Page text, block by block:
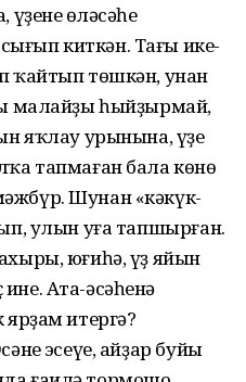
өләсәһе
киткән. Тағы ике-
ҡайтып төшкән, унан
малайҙы һыйҙырмай,
яҡлау урынына, үҙе
тапмаған бала көнө
Шунан «кәкүк-
улын уға тапшырған.
юғиһә, үҙ яйын
Ата-әсәһенә
ярҙам итергә?
эсеүе, айҙар буйы